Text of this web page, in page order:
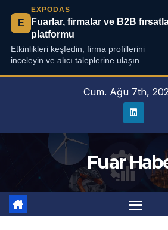
E
EXPODAS
Fuarlar, firmalar ve B2B
platformu
Etkinlikleri keşfedin, firma profillerini
inceleyin ve alıcı taleplerine ulaşın.
Cum. Ağu 7th,
Fuar